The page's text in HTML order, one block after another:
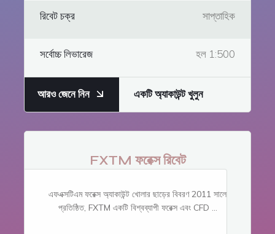
রিবেট চক্র সাপ্তাহিক
সর্বোচ্চ লিভারেজ হল 1:500
আরও জেনে নিন একটি অ্যাকাউন্ট খুলুন
FXTM ফরেক্স রিবেট
এফএক্সটিএম ফরেক্স অ্যাকাউন্ট খোলার ছাড়ের বিবরণ 2011 সালে
প্রতিষ্ঠিত, FXTM একটি বিশ্বব্যাপী ফরেক্স এবং CFD ...